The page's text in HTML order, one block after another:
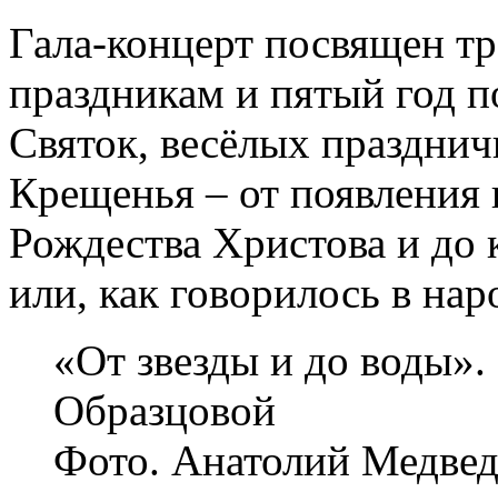
Гала-концерт посвящен
праздникам и пятый год
Святок, весёлых
Крещенья – от появления
Рождества Христова и
или, как говорилось в
«От звезды и до
Образцовой
Фото. Анатолий